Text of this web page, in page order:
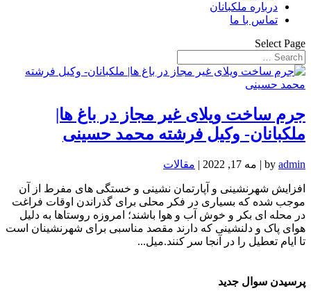
درباره ملکبانان
تماس با ما
Select Page
جرم ساخت ویلای غیر مجاز در باغ ها|
ملکبانان- وکیل فرشته محمد حسینی
by admin
| مه 17, 2022 | مقالات
افزایش شهرنشینی و آپارتمان نشینی و خستگی های مفرط از آن
موجب شده که بسیاری در فکر محلی برای گذراندن اوقات فراغت
در محله ای بکر و خوش آب و هوا باشند؛ امروزه روستاها به دلیل
هوای پاک و دلنشینی که دارند مقصد مناسبی برای شهرنشینان است
تا ایام تعطیل را در آنجا سر کنند.میل...
پرسیدن سوال جدید